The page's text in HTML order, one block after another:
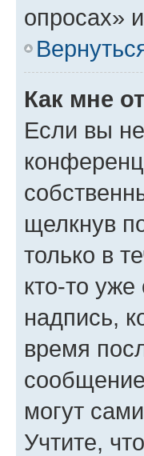
опросах»
Как мне
Если вы
щелкнув
только в
кто-то
надпись,
время
могут
Учтите,